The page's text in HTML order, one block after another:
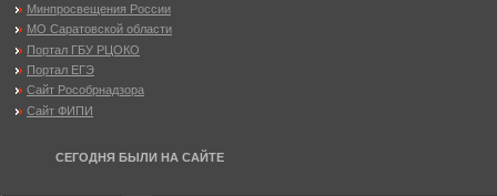
Минпросвещения России
МО Саратовской области
Портал ГБУ РЦОКО
Портал ЕГЭ
Сайт Рособрнадзора
Сайт ФИПИ
СЕГОДНЯ БЫЛИ НА САЙТЕ